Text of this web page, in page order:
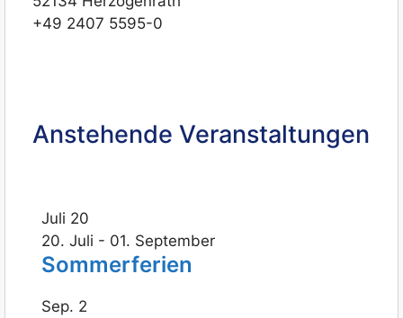
+49 2407 5595-0
Anstehende Veranstaltungen
Juli 20
20. Juli - 01. September
Sommerferien
Sep. 2